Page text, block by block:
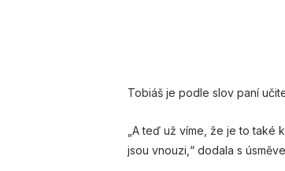
Tobiáš je podle slov paní
„A teď už víme, že je to také
jsou vnouzi,“ dodala s